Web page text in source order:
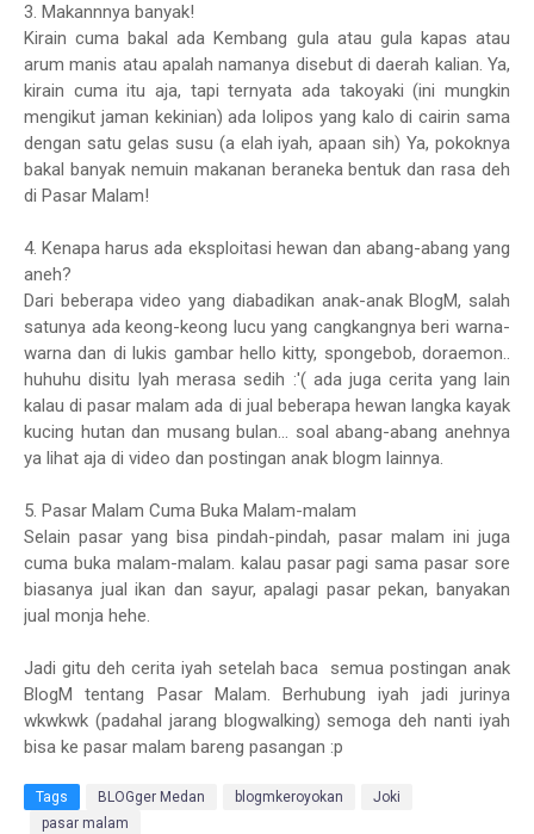
3. Makannnya banyak!
Kirain cuma bakal ada Kembang gula atau gula kapas atau
arum manis atau apalah namanya disebut di daerah kalian. Ya,
kirain cuma itu aja, tapi ternyata ada takoyaki (ini mungkin
mengikut jaman kekinian) ada lolipos yang kalo di cairin sama
dengan satu gelas susu (a elah iyah, apaan sih) Ya, pokoknya
bakal banyak nemuin makanan beraneka bentuk dan rasa deh
di Pasar Malam!
4. Kenapa harus ada eksploitasi hewan dan abang-abang yang
aneh?
Dari beberapa video yang diabadikan anak-anak BlogM, salah
satunya ada keong-keong lucu yang cangkangnya beri warna-
warna dan di lukis gambar hello kitty, spongebob, doraemon..
huhuhu disitu Iyah merasa sedih :'( ada juga cerita yang lain
kalau di pasar malam ada di jual beberapa hewan langka kayak
kucing hutan dan musang bulan... soal abang-abang anehnya
ya lihat aja di video dan postingan anak blogm lainnya.
5. Pasar Malam Cuma Buka Malam-malam
Selain pasar yang bisa pindah-pindah, pasar malam ini juga
cuma buka malam-malam. kalau pasar pagi sama pasar sore
biasanya jual ikan dan sayur, apalagi pasar pekan, banyakan
jual monja hehe.
Jadi gitu deh cerita iyah setelah baca semua postingan anak
BlogM tentang Pasar Malam. Berhubung iyah jadi jurinya
wkwkwk (padahal jarang blogwalking) semoga deh nanti iyah
bisa ke pasar malam bareng pasangan :p
Tags BLOGger Medan blogmkeroyokan
Joki
pasar malam